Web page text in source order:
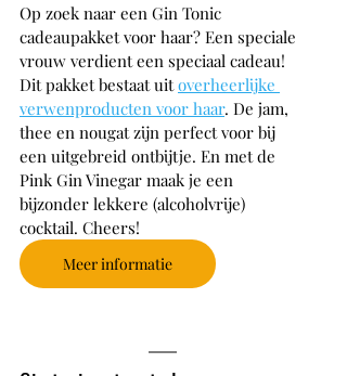
Op zoek naar een Gin Tonic
cadeaupakket voor haar? Een speciale
vrouw verdient een speciaal cadeau!
Dit pakket bestaat uit overheerlijke
verwenproducten voor haar. De jam,
thee en nougat zijn perfect voor bij
een uitgebreid ontbijtje. En met de
Pink Gin Vinegar maak je een
bijzonder lekkere (alcoholvrije)
cocktail. Cheers!
Meer informatie